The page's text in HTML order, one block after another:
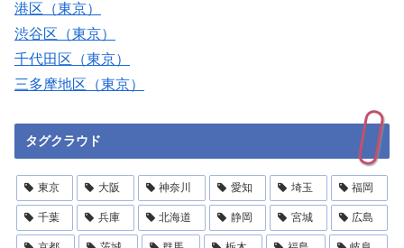
港区（東京）
渋谷区（東京）
千代田区（東京）
三多摩地区（東京）
タグクラウド
東京 大阪 神奈川 愛知 埼玉 福岡
千葉 兵庫 北海道 静岡 宮城 広島